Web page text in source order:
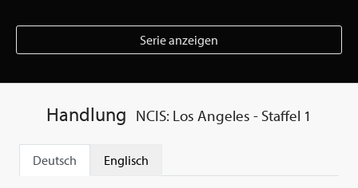
Serie anzeigen
Handlung NCIS: Los Angeles - Staffel 1
Deutsch Englisch